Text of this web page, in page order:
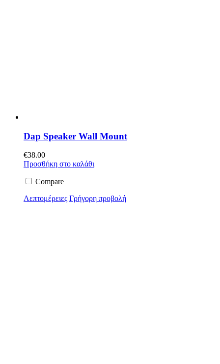
Dap Speaker Wall Mount
€38.00
Προσθήκη στο καλάθι
Compare
Λεπτομέρειες Γρήγορη προβολή